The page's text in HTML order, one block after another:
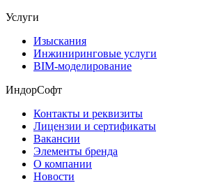
Услуги
Изыскания
Инжиниринговые услуги
BIM-моделирование
ИндорСофт
Контакты и реквизиты
Лицензии и сертификаты
Вакансии
Элементы бренда
О компании
Новости